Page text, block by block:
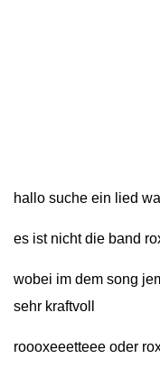
hallo suche ein lied
es ist nicht die band
wobei im dem song
sehr kraftvoll
roooxeeetteee oder